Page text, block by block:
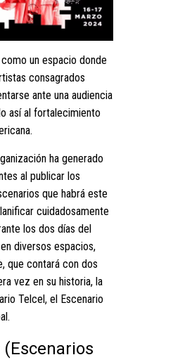
un espacio donde
consagrados
ante una audiencia
así al fortalecimiento
ha generado
al publicar los
que habrá este
cuidadosamente
los dos días del
diversos espacios,
que contará con dos
vez en su historia, la
Telcel, el Escenario